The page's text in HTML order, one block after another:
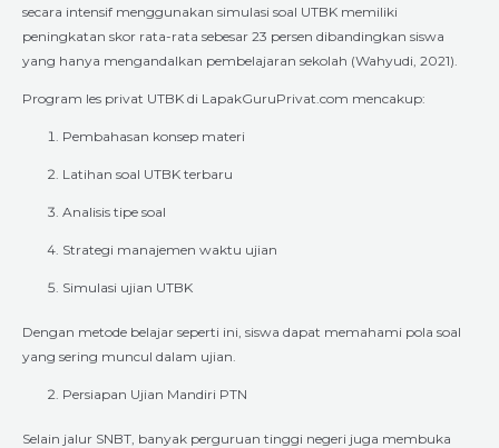
secara intensif menggunakan simulasi soal UTBK memiliki
peningkatan skor rata-rata sebesar 23 persen dibandingkan siswa
yang hanya mengandalkan pembelajaran sekolah (Wahyudi, 2021).
Program les privat UTBK di LapakGuruPrivat.com mencakup:
Pembahasan konsep materi
Latihan soal UTBK terbaru
Analisis tipe soal
Strategi manajemen waktu ujian
Simulasi ujian UTBK
Dengan metode belajar seperti ini, siswa dapat memahami pola soal
yang sering muncul dalam ujian.
Persiapan Ujian Mandiri PTN
Selain jalur SNBT, banyak perguruan tinggi negeri juga membuka